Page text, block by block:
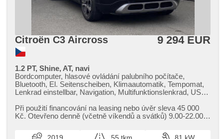
Citroën C3 Aircross 9 294 EUR
1.2 PT, Shine, AT, navi
Bordcomputer, hlasové ovládání palubního počítače,
Bluetooth, El. Seitenscheiben, Klimaautomatik, Tempomat,
Lenkrad einstellbar, Navigation, Multifunktionslenkrad, USB,
Spiegel, Servolenkung, Zentralverriegelung mit
Funkfernbedienung, Elektronisches Stabilitätsprogramm
Antriebsschlupfregelung (ASR), parkovací senzory zadní,
Při použití financování na leasing nebo úvěr sleva 45 000
Kč. Otevřeno denně (včetně víkendů a svátků) 9.00​-22.00